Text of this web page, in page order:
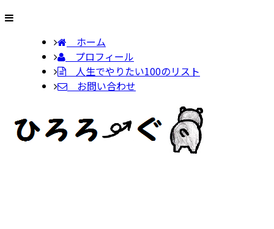
ホーム
プロフィール
人生でやりたい100のリスト
お問い合わせ